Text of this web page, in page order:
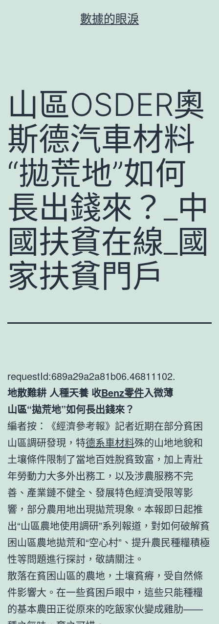
數據的眼淚
山區OSDER奧
斯德汽車材料
“拋荒地”如何
長出錢來？_中
國扶貧在線_國
家扶貧門戶
requestId:689a29a2a81b06.46811102.
地散難耕 人種天養 收Benz零件入微薄
山區“拋荒地”如何長出錢來？
編者按：《經濟參考報》記者近期在部分貧困
山區調研發現，特德系車材料殊的山地地貌和
土壤條件限制了當地百姓脫貧致富，加上青壯
年勞動力大多外出務工，以及涉農服務不完
善、產業鏈不健全、發展特色經濟受限等影
響，部分農用地出現拋荒現象。本報即日起推
出“山區農地使用調研”系列報道，對如何破解貧
困山區農地拋荒和“空心村”、提升農民種糧積極
性等問題進行探討，敬請關注。
散落在貧困山區的農地，土壤貧瘠，受自然條
件影響大。在一些貧困戶眼中，這些只能種糧
的基本農田正從原來的吃飯家伙變成雞肋——